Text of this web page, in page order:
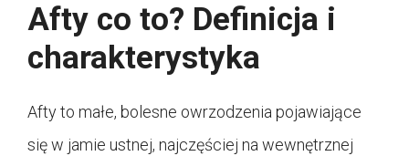
Afty co to? Definicja i
charakterystyka
Afty to małe, bolesne owrzodzenia pojawiające
się w jamie ustnej, najczęściej na wewnętrznej